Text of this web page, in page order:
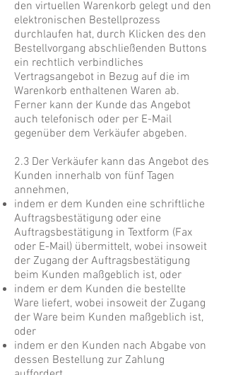
den virtuellen Warenkorb gelegt und den
elektronischen Bestellprozess
durchlaufen hat, durch Klicken des den
Bestellvorgang abschließenden Buttons
ein rechtlich verbindliches
Vertragsangebot in Bezug auf die im
Warenkorb enthaltenen Waren ab.
Ferner kann der Kunde das Angebot
auch telefonisch oder per E-Mail
gegenüber dem Verkäufer abgeben.
2.3 Der Verkäufer kann das Angebot des
Kunden innerhalb von fünf Tagen
annehmen,
indem er dem Kunden eine schriftliche
Auftragsbestätigung oder eine
Auftragsbestätigung in Textform (Fax
oder E-Mail) übermittelt, wobei insoweit
der Zugang der Auftragsbestätigung
beim Kunden maßgeblich ist, oder
indem er dem Kunden die bestellte
Ware liefert, wobei insoweit der Zugang
der Ware beim Kunden maßgeblich ist,
oder
indem er den Kunden nach Abgabe von
dessen Bestellung zur Zahlung